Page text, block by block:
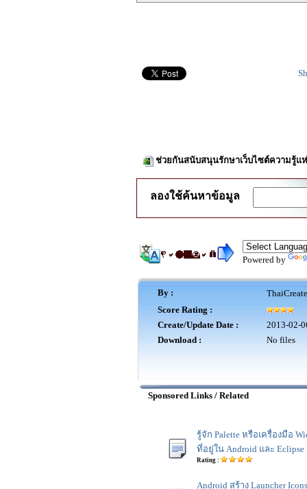
ช่วยกันสนับสนุนรักษาเว็บไซต์ความรู้แ
ลองใช้ค้นหาข้อมูล
Powered by
By :
Score Rating :
Create/Update Date :
2013-02-
Download :
No files
Sponsored Links / Related
รู้จัก Palette หรือเครื่องมือ
ที่อยู่ใน Android และ Eclipse
Rating :
Android สร้าง Launcher